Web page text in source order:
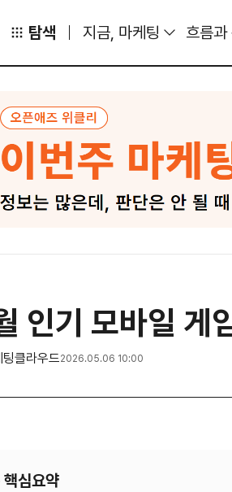
탐색 지금, 마케팅 흐름과
인기 모바일 게
클라우드2026.05.06 10:00
심요약